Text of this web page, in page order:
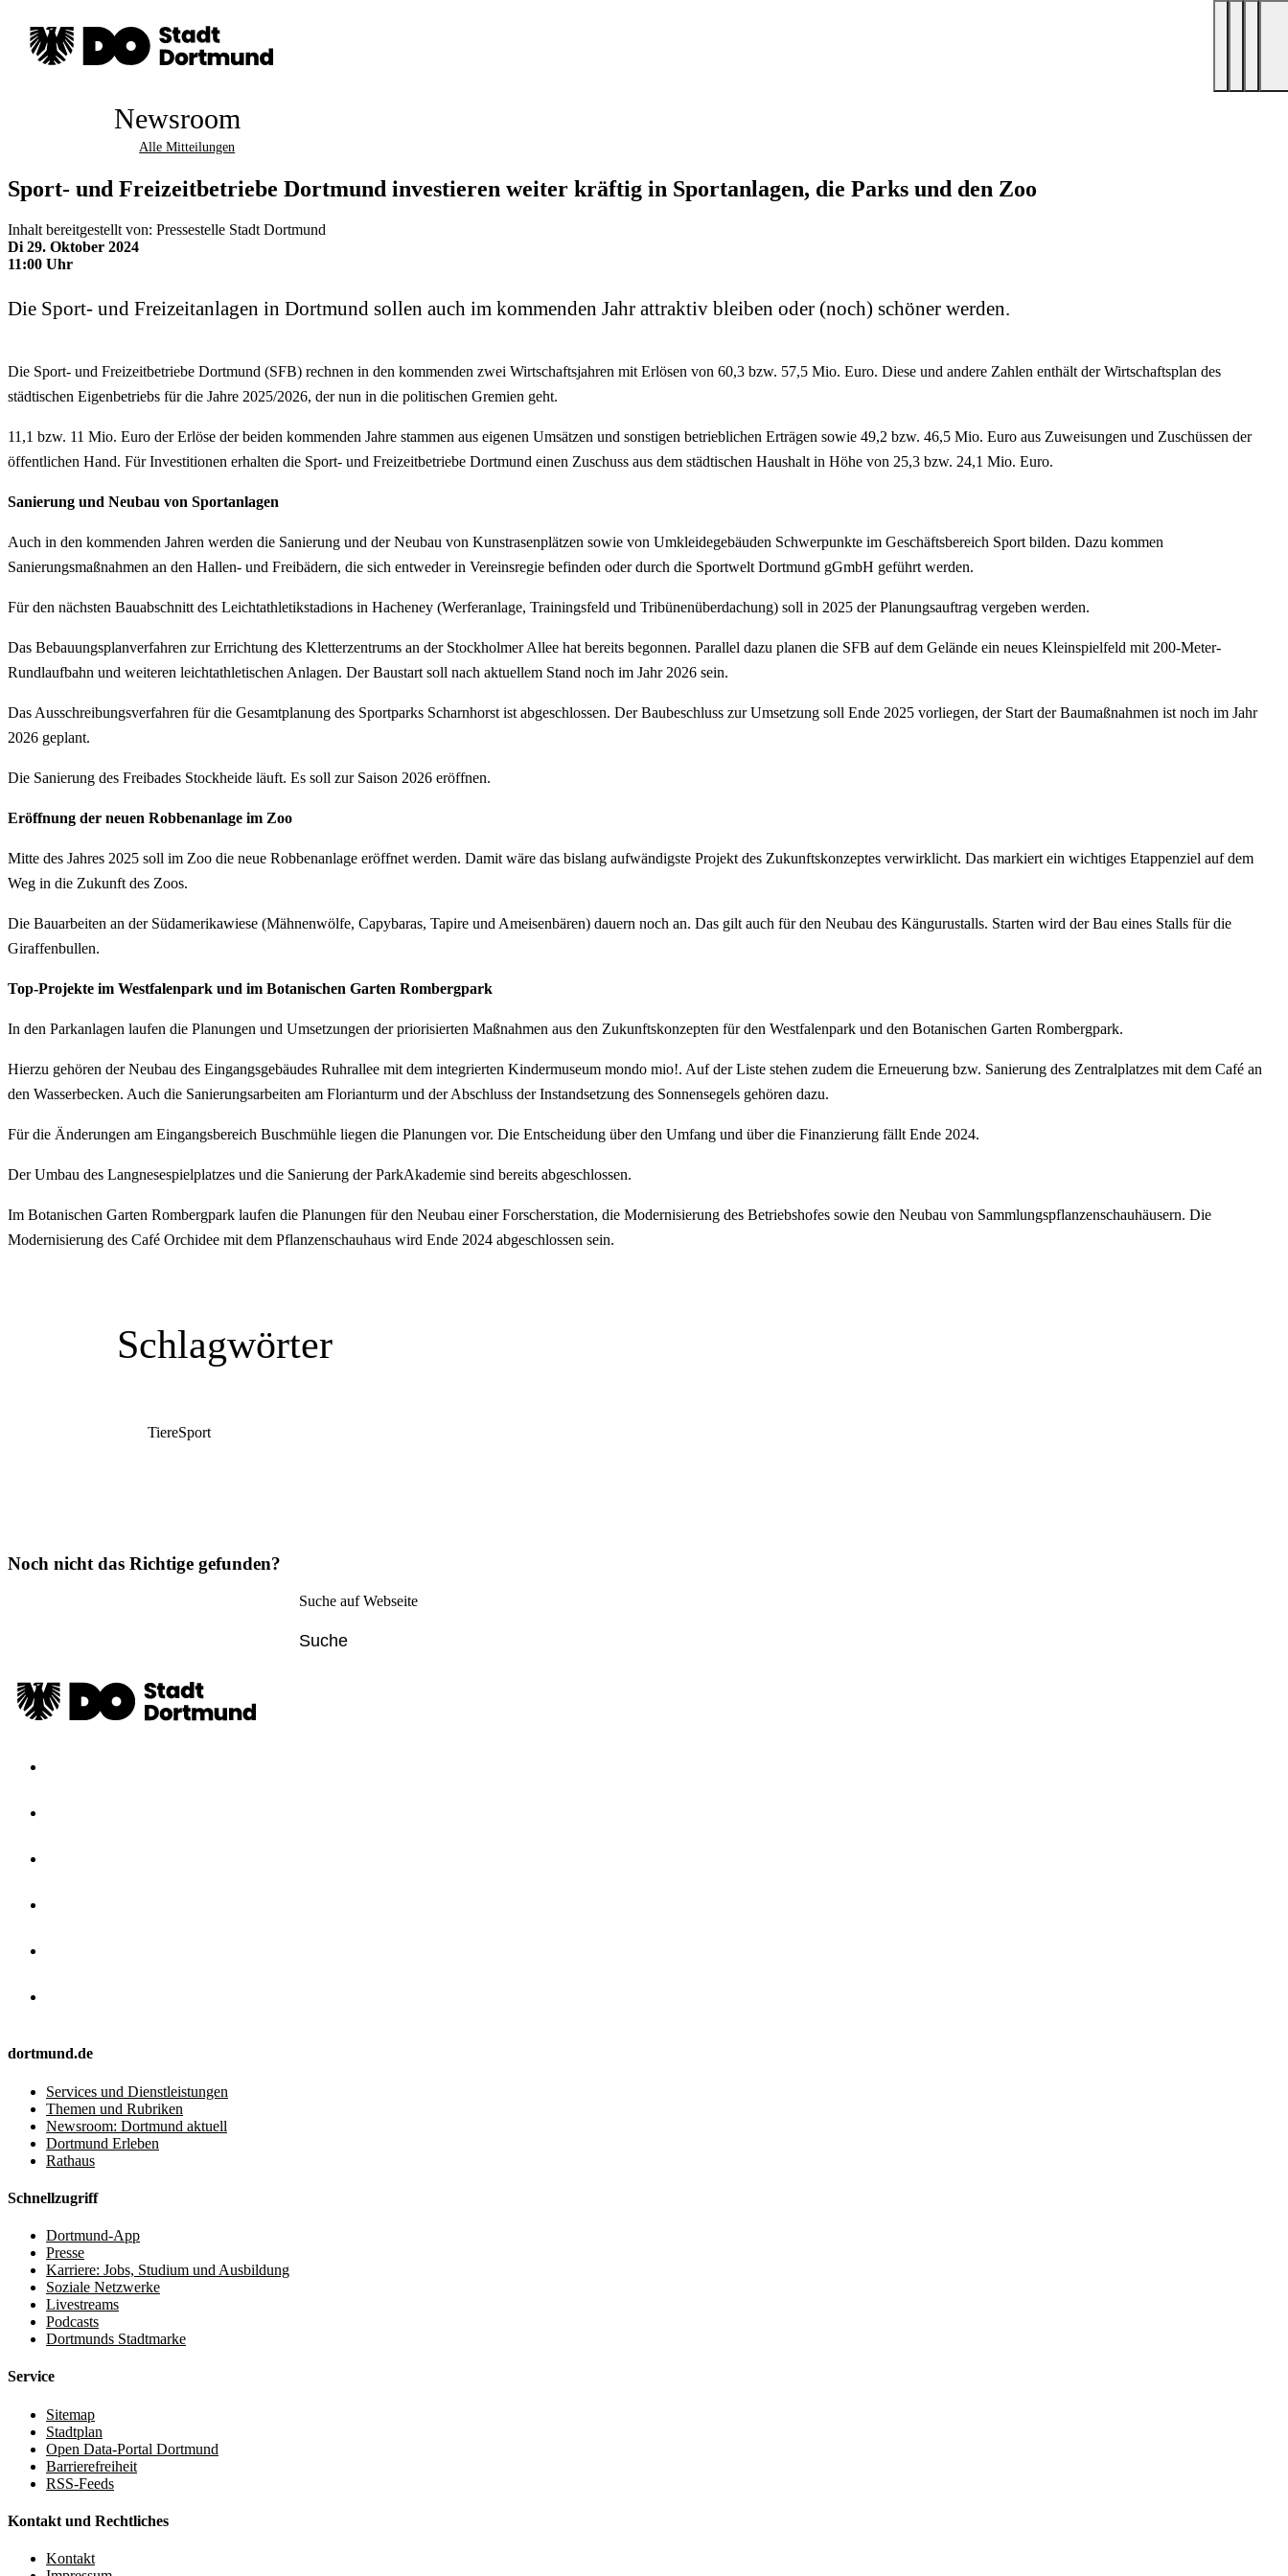
Newsroom
Alle Mitteilungen
Sport- und Freizeitbetriebe Dortmund investieren weiter kräftig in Sportanlagen, die Parks und den Zoo
Inhalt bereitgestellt von: Pressestelle Stadt Dortmund
Di 29. Oktober 2024
11:00 Uhr
Die Sport- und Freizeitanlagen in Dortmund sollen auch im kommenden Jahr attraktiv bleiben oder (noch) schöner werden.
Die Sport- und Freizeitbetriebe Dortmund (SFB) rechnen in den kommenden zwei Wirtschaftsjahren mit Erlösen von 60,3 bzw. 57,5 Mio. Euro. Diese und andere Zahlen enthält der Wirtschaftsplan des
städtischen Eigenbetriebs für die Jahre 2025/2026, der nun in die politischen Gremien geht.
11,1 bzw. 11 Mio. Euro der Erlöse der beiden kommenden Jahre stammen aus eigenen Umsätzen und sonstigen betrieblichen Erträgen sowie 49,2 bzw. 46,5 Mio. Euro aus Zuweisungen und Zuschüssen der
öffentlichen Hand. Für Investitionen erhalten die Sport- und Freizeitbetriebe Dortmund einen Zuschuss aus dem städtischen Haushalt in Höhe von 25,3 bzw. 24,1 Mio. Euro.
Sanierung und Neubau von Sportanlagen
Auch in den kommenden Jahren werden die Sanierung und der Neubau von Kunstrasenplätzen sowie von Umkleidegebäuden Schwerpunkte im Geschäftsbereich Sport bilden. Dazu kommen
Sanierungsmaßnahmen an den Hallen- und Freibädern, die sich entweder in Vereinsregie befinden oder durch die Sportwelt Dortmund gGmbH geführt werden.
Für den nächsten Bauabschnitt des Leichtathletikstadions in Hacheney (Werferanlage, Trainingsfeld und Tribünenüberdachung) soll in 2025 der Planungsauftrag vergeben werden.
Das Bebauungsplanverfahren zur Errichtung des Kletterzentrums an der Stockholmer Allee hat bereits begonnen. Parallel dazu planen die SFB auf dem Gelände ein neues Kleinspielfeld mit 200-Meter-
Rundlaufbahn und weiteren leichtathletischen Anlagen. Der Baustart soll nach aktuellem Stand noch im Jahr 2026 sein.
Das Ausschreibungsverfahren für die Gesamtplanung des Sportparks Scharnhorst ist abgeschlossen. Der Baubeschluss zur Umsetzung soll Ende 2025 vorliegen, der Start der Baumaßnahmen ist noch im Jahr
2026 geplant.
Die Sanierung des Freibades Stockheide läuft. Es soll zur Saison 2026 eröffnen.
Eröffnung der neuen Robbenanlage im Zoo
Mitte des Jahres 2025 soll im Zoo die neue Robbenanlage eröffnet werden. Damit wäre das bislang aufwändigste Projekt des Zukunftskonzeptes verwirklicht. Das markiert ein wichtiges Etappenziel auf dem
Weg in die Zukunft des Zoos.
Die Bauarbeiten an der Südamerikawiese (Mähnenwölfe, Capybaras, Tapire und Ameisenbären) dauern noch an. Das gilt auch für den Neubau des Kängurustalls. Starten wird der Bau eines Stalls für die
Giraffenbullen.
Top-Projekte im Westfalenpark und im Botanischen Garten Rombergpark
In den Parkanlagen laufen die Planungen und Umsetzungen der priorisierten Maßnahmen aus den Zukunftskonzepten für den Westfalenpark und den Botanischen Garten Rombergpark.
Hierzu gehören der Neubau des Eingangsgebäudes Ruhrallee mit dem integrierten Kindermuseum mondo mio!. Auf der Liste stehen zudem die Erneuerung bzw. Sanierung des Zentralplatzes mit dem Café an
den Wasserbecken. Auch die Sanierungsarbeiten am Florianturm und der Abschluss der Instandsetzung des Sonnensegels gehören dazu.
Für die Änderungen am Eingangsbereich Buschmühle liegen die Planungen vor. Die Entscheidung über den Umfang und über die Finanzierung fällt Ende 2024.
Der Umbau des Langnesespielplatzes und die Sanierung der ParkAkademie sind bereits abgeschlossen.
Im Botanischen Garten Rombergpark laufen die Planungen für den Neubau einer Forscherstation, die Modernisierung des Betriebshofes sowie den Neubau von Sammlungspflanzenschauhäusern. Die
Modernisierung des Café Orchidee mit dem Pflanzenschauhaus wird Ende 2024 abgeschlossen sein.
Schlagwörter
TiereSport
Noch nicht das Richtige gefunden?
Suche auf Webseite
dortmund.de
Services und Dienstleistungen
Themen und Rubriken
Newsroom: Dortmund aktuell
Dortmund Erleben
Rathaus
Schnellzugriff
Dortmund-App
Presse
Karriere: Jobs, Studium und Ausbildung
Soziale Netzwerke
Livestreams
Podcasts
Dortmunds Stadtmarke
Service
Sitemap
Stadtplan
Open Data-Portal Dortmund
Barrierefreiheit
RSS-Feeds
Kontakt und Rechtliches
Kontakt